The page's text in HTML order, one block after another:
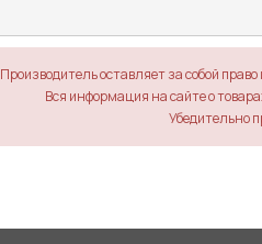
Производитель оставляет за собой
Вся информация на сайте о
Убедительно